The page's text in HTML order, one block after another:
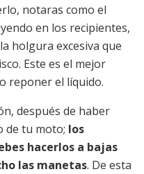
notaras como el
en los recipientes,
holgura excesiva que
Este es el mejor
reponer el líquido.
después de haber
de tu moto; los
hacerlos a bajas
las manetas. De esta